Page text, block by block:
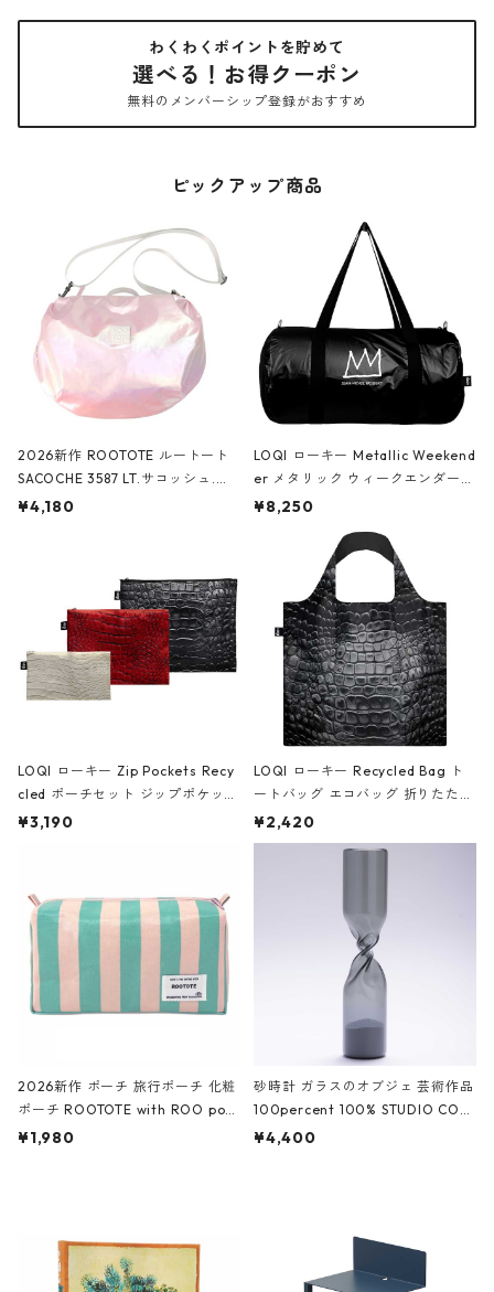
わくわくポイントを貯めて
選べる！お得クーポン
無料のメンバーシップ登録がおすすめ
ピックアップ商品
2026新作 ROOTOTE ルートート
SACOCHE 3587 LT.サコッシュ.ル
ミエ-B ショルダーバッグ グロスピ
¥4,180
LOQI ローキー Metallic Weekend
er メタリック ウィークエンダー
ボストンバッグ ショルダーバッグ
Black ジャン=ミッシェル・バスキ
ア/クラウン ブラック
¥8,250
LOQI ローキー Zip Pockets Recy
cled ポーチセット ジップポケット
ファスナーポーチ 撥水加工 トラベ
ーガンディー、オフホワイト
¥3,190
LOQI ローキー Recycled Bag ト
ートバッグ エコバッグ 折りたたみ
大きめ 撥水加工 収納ポーチ CRO
CODILE/Black クロコダイル/ブラ
¥2,420
2026新作 ポーチ 旅行ポーチ 化粧
ポーチ ROOTOTE with ROO pou
ch 3532 ルートート WR.ポーチ.ラ
¥1,980
砂時計 ガラスのオブジェ 芸術作品
100percent 100% STUDIO COH
AKU Timeless 100パーセント ス
¥4,400